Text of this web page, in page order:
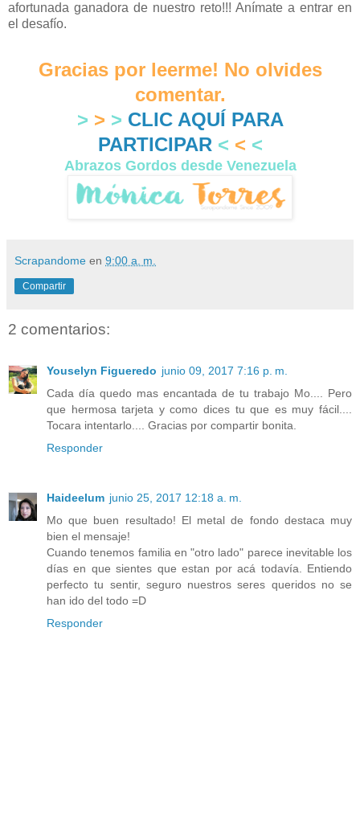
afortunada ganadora de nuestro reto!!! Anímate a entrar en
el desafío.
Gracias por leerme! No olvides
comentar.
> > > CLIC AQUÍ PARA
PARTICIPAR < < <
Abrazos Gordos desde Venezuela
Scrapandome en 9:00 a. m.
Compartir
2 comentarios:
Youselyn Figueredo junio 09, 2017 7:16 p. m.
Cada día quedo mas encantada de tu trabajo Mo.... Pero
que hermosa tarjeta y como dices tu que es muy fácil....
Tocara intentarlo.... Gracias por compartir bonita.
Responder
Haideelum junio 25, 2017 12:18 a. m.
Mo que buen resultado! El metal de fondo destaca muy
bien el mensaje!
Cuando tenemos familia en "otro lado" parece inevitable los
días en que sientes que estan por acá todavía. Entiendo
perfecto tu sentir, seguro nuestros seres queridos no se
han ido del todo =D
Responder